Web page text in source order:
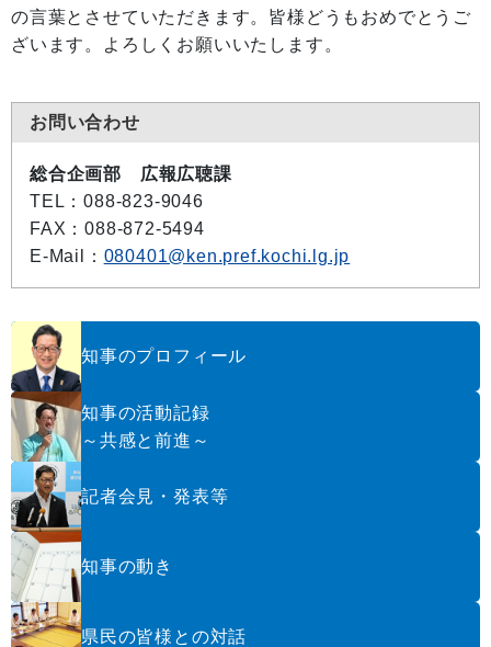
の言葉とさせていただきます。皆様どうもおめでとうご
ざいます。よろしくお願いいたします。
お問い合わせ
総合企画部 広報広聴課
TEL ：088-823-9046
FAX ：088-872-5494
E-Mail
： 080401@ken.pref.kochi.lg.jp
知事のプロフィール
知事の活動記録
～共感と前進～
記者会見・発表等
知事の動き
県民の皆様との対話